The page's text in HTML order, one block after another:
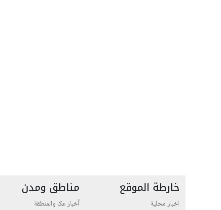
خارطة الموقع
اخبار محلية
مناطق ومدن
أخبار عكا والمنطقة